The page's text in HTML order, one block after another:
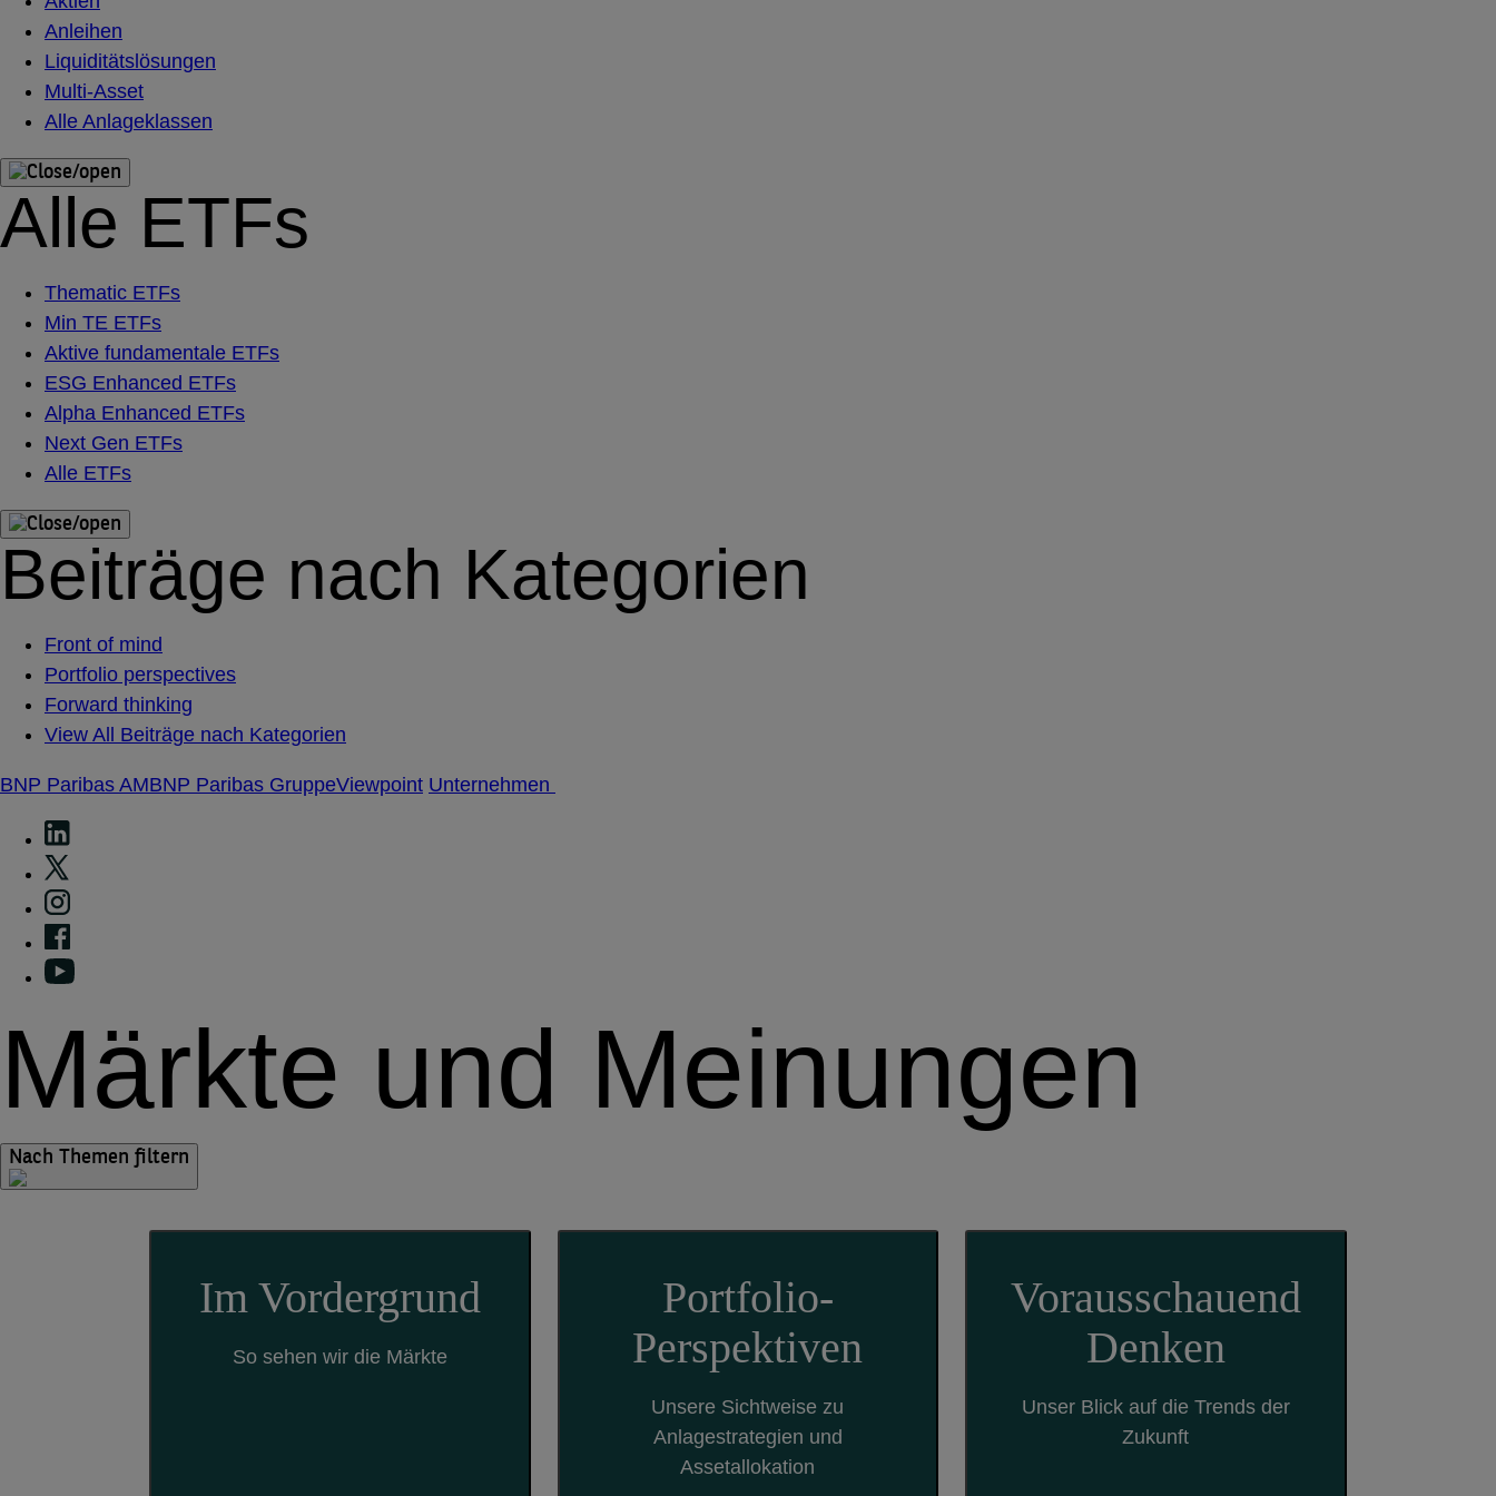
Anleihen
Liquiditätslösungen
Multi-Asset
Alle Anlageklassen
Alle ETFs
Thematic ETFs
Min TE ETFs
Aktive fundamentale ETFs
ESG Enhanced ETFs
Alpha Enhanced ETFs
Next Gen ETFs
Alle ETFs
Beiträge nach Kategorien
Front of mind
Portfolio perspectives
Forward thinking
View All Beiträge nach Kategorien
BNP Paribas AMBNP Paribas GruppeViewpoint Unternehmen
Märkte und Meinungen
Nach Themen filtern
Im Vordergrund
So sehen wir die Märkte
Portfolio-
Perspektiven
Unsere Sichtweise zu
Anlagestrategien und
Assetallokation
Vorausschauend
Denken
Unser Blick auf die Trends der
Zukunft